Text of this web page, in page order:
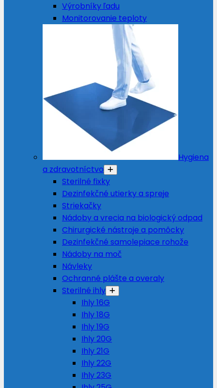
Výrobníky ľadu
Monitorovanie teploty
Hygiena
a zdravotníctvo
Sterilné fixky
Dezinfekčné utierky a spreje
Striekačky
Nádoby a vrecia na biologický odpad
Chirurgické nástroje a pomôcky
Dezinfekčné samolepiace rohože
Nádoby na moč
Návleky
Ochranné plášte a overaly
Sterilné ihly
Ihly 16G
Ihly 18G
Ihly 19G
Ihly 20G
Ihly 21G
Ihly 22G
Ihly 23G